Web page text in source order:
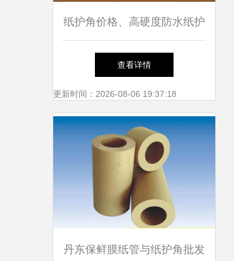
纸护角价格、高硬度防水纸护
角厂家及图片全解析 以七台
河、山东为例与纸桶行业应用
查看详情
更新时间：2026-08-06 19:37:18
丹东保鲜膜纸管与纸护角批发